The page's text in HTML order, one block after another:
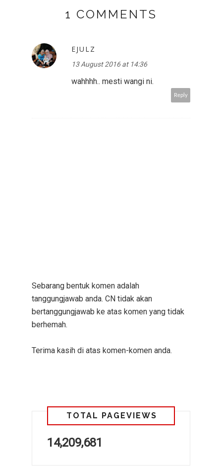
1 COMMENTS
EJULZ
13 August 2016 at 14:36
wahhhh.. mesti wangi ni.
Reply
Sebarang bentuk komen adalah
tanggungjawab anda. CN tidak akan
bertanggungjawab ke atas komen yang tidak
berhemah.
Terima kasih di atas komen-komen anda.
TOTAL PAGEVIEWS
14,209,681